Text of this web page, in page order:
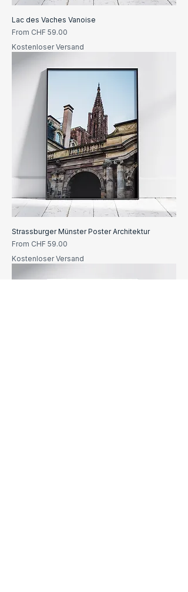
Lac des Vaches Vanoise
From CHF 59.00
Sale Price
Kostenloser Versand
Strassburger Münster Poster Architektur
From CHF 59.00
Sale Price
Kostenloser Versand